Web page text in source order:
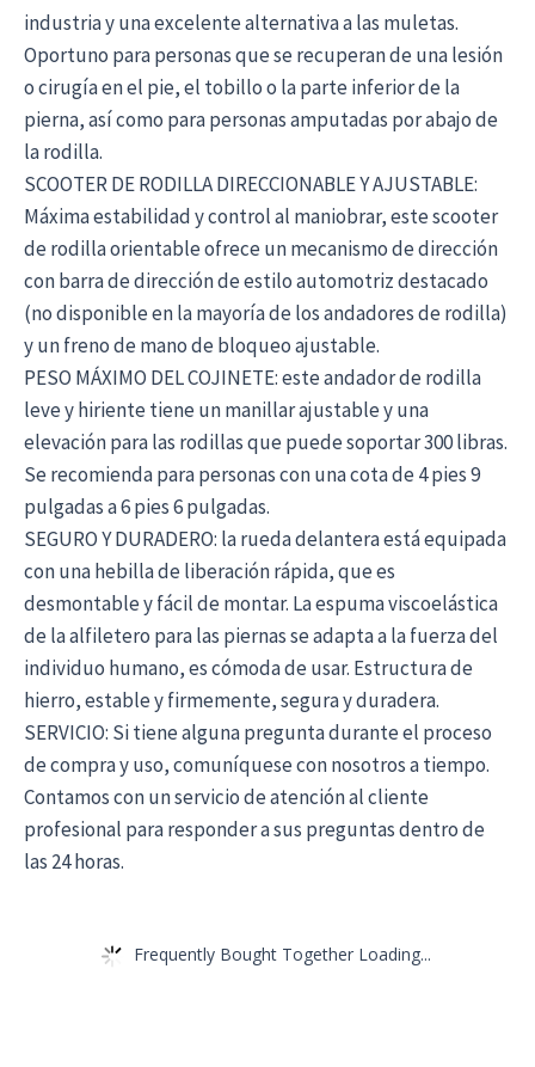
industria y una excelente alternativa a las muletas.
Oportuno para personas que se recuperan de una lesión
o cirugía en el pie, el tobillo o la parte inferior de la
pierna, así como para personas amputadas por abajo de
la rodilla.
SCOOTER DE RODILLA DIRECCIONABLE Y AJUSTABLE:
Máxima estabilidad y control al maniobrar, este scooter
de rodilla orientable ofrece un mecanismo de dirección
con barra de dirección de estilo automotriz destacado
(no disponible en la mayoría de los andadores de rodilla)
y un freno de mano de bloqueo ajustable.
PESO MÁXIMO DEL COJINETE: este andador de rodilla
leve y hiriente tiene un manillar ajustable y una
elevación para las rodillas que puede soportar 300 libras.
Se recomienda para personas con una cota de 4 pies 9
pulgadas a 6 pies 6 pulgadas.
SEGURO Y DURADERO: la rueda delantera está equipada
con una hebilla de liberación rápida, que es
desmontable y fácil de montar. La espuma viscoelástica
de la alfiletero para las piernas se adapta a la fuerza del
individuo humano, es cómoda de usar. Estructura de
hierro, estable y firmemente, segura y duradera.
SERVICIO: Si tiene alguna pregunta durante el proceso
de compra y uso, comuníquese con nosotros a tiempo.
Contamos con un servicio de atención al cliente
profesional para responder a sus preguntas dentro de
las 24 horas.
Frequently Bought Together Loading...